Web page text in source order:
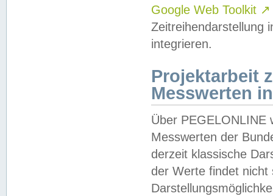
Google Web Toolkit ↗
Zeitreihendarstellung
integrieren.
Projektarbeit
Messwerten
Über PEGELONLINE
Messwerten der
derzeit klassische
der Werte findet